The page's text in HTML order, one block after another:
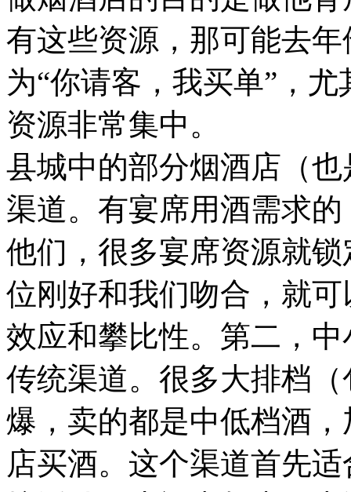
有这些资源，那可能去
为“你请客，我买单”，
资源非常集中。
县城中的部分烟酒店（
渠道。有宴席用酒需求
他们，很多宴席资源就
位刚好和我们吻合，就
效应和攀比性。 第二，
传统渠道。很多大排档
爆，卖的都是中低档酒
店买酒。这个渠道首先